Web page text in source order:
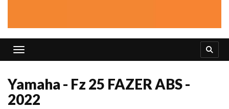
Toggle navigation
Yamaha - Fz 25 FAZER ABS -
2022